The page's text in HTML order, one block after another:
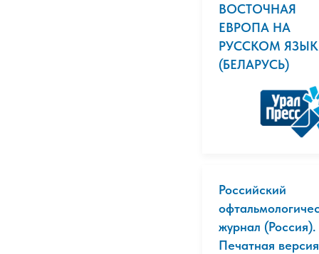
ВОСТОЧНАЯ
ЕВРОПА НА
РУССКОМ
(БЕЛАРУСЬ)
Российский
журнал (Россия).
Печатная версия